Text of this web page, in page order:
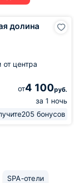
долина
от центра
от4 100руб.
за 1 ночь
205 бонусов
SPA-отели